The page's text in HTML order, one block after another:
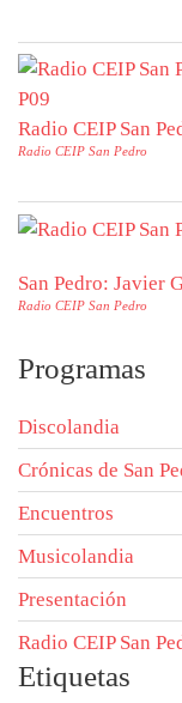
Radio CEIP San
Radio CEIP San Pedro
San Pedro: Javier
Radio CEIP San Pedro
Programas
Discolandia
Crónicas de San
Encuentros
Musicolandia
Presentación
Radio CEIP San
Etiquetas